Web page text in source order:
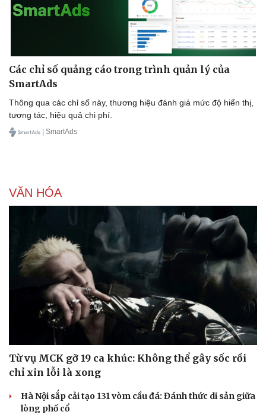
Doanh nghiệp
Thông tin doanh nghiệp
Doanh nghiệp 24h
Doanh nhân
Vì cộng đồng
Công nghệ
Sành điệu
Tin Công nghệ
Trải nghiệm
Chuyển đổi số
Các chỉ số quảng cáo trong trình quản lý của
SmartAds
Thông qua các chỉ số này, thương hiệu đánh giá mức độ hiển thị,
tương tác, hiệu quả chi phí.
| SmartAds
VĂN HÓA
Từ vụ MCK gỡ 19 ca khúc: Không thể gây sốc rồi
chỉ xin lỗi là xong
Hà Nội sắp cải tạo 131 vòm cầu đá: Đánh thức di sản giữa
lòng phố cổ